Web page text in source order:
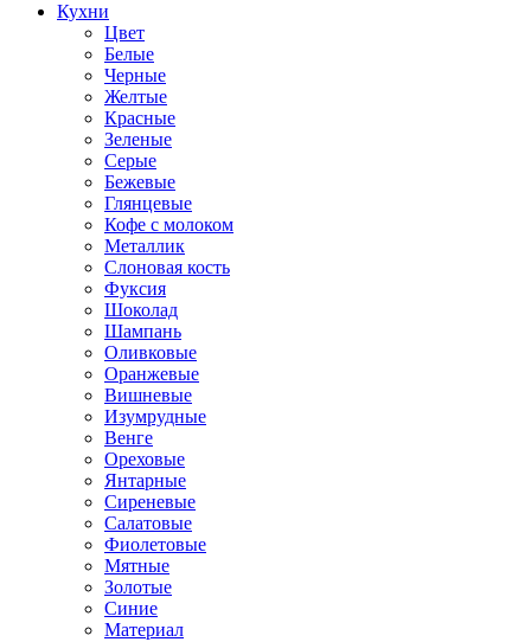
Кухни
Цвет
Белые
Черные
Желтые
Красные
Зеленые
Серые
Бежевые
Глянцевые
Кофе с молоком
Металлик
Слоновая кость
Фуксия
Шоколад
Шампань
Оливковые
Оранжевые
Вишневые
Изумрудные
Венге
Ореховые
Янтарные
Сиреневые
Салатовые
Фиолетовые
Мятные
Золотые
Синие
Материал